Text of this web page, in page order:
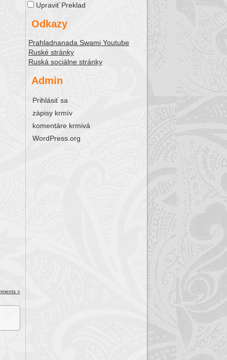
»
Upraviť Preklad
Odkazy
Prahladnanada Swami Youtube
Ruské stránky
Ruská sociálne stránky
Admin
Prihlásiť sa
zápisy krmív
komentáre krmivá
WordPress.org